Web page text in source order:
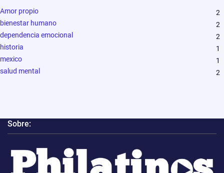
Amor propio
2
bienestar humano
2
dependencia emocional
2
historia
1
mexico
1
salud mental
2
Sobre: